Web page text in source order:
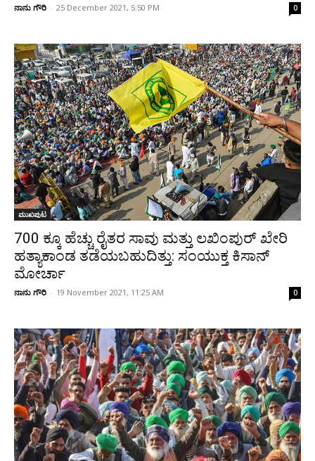
ನಾನು ಗೌರಿ - 25 December 2021, 5:50 PM 0
ಮುಖಪುಟ
700 ಕ್ಕೂ ಹೆಚ್ಚು ರೈತರ ಸಾವು ಮತ್ತು ಲಖಿಂಪುರ್ ಖೇರಿ
ಹತ್ಯಾಕಾಂಡ ತಡೆಯಬಹುದಿತ್ತು: ಸಂಯುಕ್ತ ಕಿಸಾನ್
ಮೋರ್ಚಾ
ನಾನು ಗೌರಿ - 19 November 2021, 11:25 AM 0